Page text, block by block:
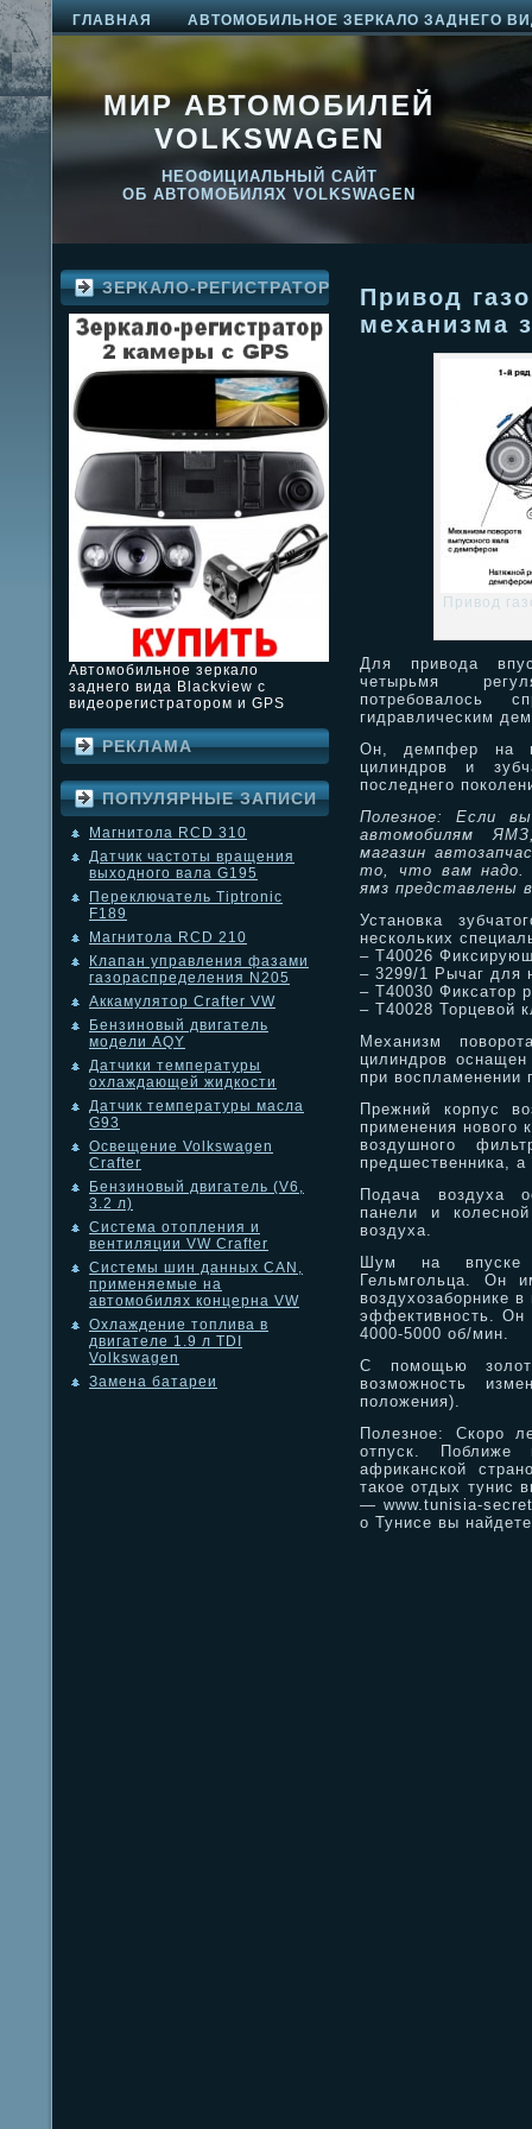
ГЛАВНАЯ АВТОМОБИЛЬНОЕ ЗЕРКАЛО ЗАДНЕГО
МИР АВТОМОБИЛЕЙ
VOLKSWAGEN
НЕОФИЦИАЛЬНЫЙ САЙТ
ОБ АВТОМОБИЛЯХ VOLKSWAGEN
ЗЕРКАЛО-РЕГИСТРАТОР
Автомобильное зеркало
заднего вида Blackview с
видеорегистратором и GPS
РЕКЛАМА
ПОПУЛЯРНЫЕ ЗАПИСИ
Магнитола RCD 310
Датчик частоты вращения
выходного вала G195
Переключатель Tiptronic
F189
Магнитола RCD 210
Клапан управления фазами
газораспределения N205
Аккамулятор Crafter VW
Бензиновый двигатель
модели AQY
Датчики температуры
охлаждающей жидкости
Датчик температуры масла
G93
Освещение Volkswagen
Crafter
Бензиновый двигатель (V6,
3.2 л)
Система отопления и
вентиляции VW Crafter
Системы шин данных CAN,
применяемые на
автомобилях концерна VW
Охлаждение топлива в
двигателе 1.9 л TDI
Volkswagen
Замена батареи
Привод
механизма
Привод
Для привода
четырьмя
потребовалось
гидравлическим
Он, демпфер на
цилиндров и
последнего
Полезное: Если
автомобилям
магазин
то, что вам надо.
ямз представлены
Установка
нескольких
– T40026
– 3299/1 Рычаг для
– T40030 Фиксатор
– T40028 Торцевой
Механизм
цилиндров
при воспламенении
Прежний корпус
применения нового
воздушного
предшественника,
Подача воздуха
панели и
воздуха.
Шум на впуске
Гельмгольца. Он
воздухозаборнике
эффективность. Он
4000-5000 об/мин.
С помощью
возможность
положения).
Полезное: Скоро
отпуск. Поближе
африканской
такое отдых тунис
— www.tunisia-
о Тунисе вы